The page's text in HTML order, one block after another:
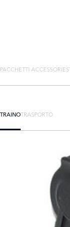
PACCHETTI ACCESSORI
TRAINOTRASPORTO